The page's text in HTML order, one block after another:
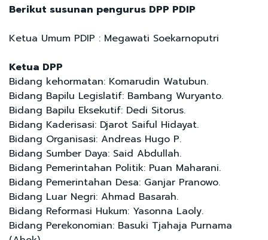
Berikut susunan pengurus DPP PDIP
Ketua Umum PDIP : Megawati Soekarnoputri
Ketua DPP
Bidang kehormatan: Komarudin Watubun.
Bidang Bapilu Legislatif: Bambang Wuryanto.
Bidang Bapilu Eksekutif: Dedi Sitorus.
Bidang Kaderisasi: Djarot Saiful Hidayat.
Bidang Organisasi: Andreas Hugo P.
Bidang Sumber Daya: Said Abdullah.
Bidang Pemerintahan Politik: Puan Maharani.
Bidang Pemerintahan Desa: Ganjar Pranowo.
Bidang Luar Negri: Ahmad Basarah.
Bidang Reformasi Hukum: Yasonna Laoly.
Bidang Perekonomian: Basuki Tjahaja Purnama